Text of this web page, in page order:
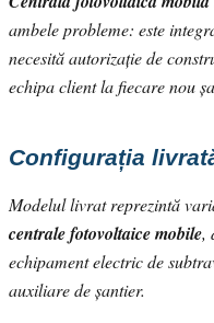
ambele probleme: este
necesită autorizație de
echipa client la fiecare nou
Configurația
Modelul livrat reprezintă
centrale fotovoltaice mobile,
echipament electric de
auxiliare de șantier.